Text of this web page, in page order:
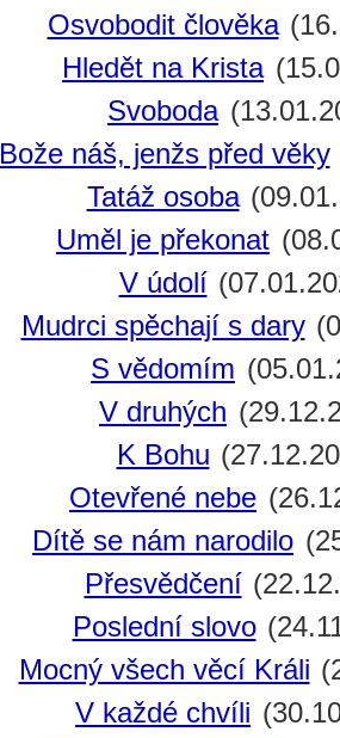
Osvobodit člověka
Hledět na Krista
Svoboda
Bože náš, jenžs před věky
Tatáž osoba
Uměl je překonat
V údolí
Mudrci spěchají s dary
S vědomím
V druhých
K Bohu
Otevřené nebe
Dítě se nám narodilo
Přesvědčení
Poslední slovo
Mocný všech věcí Králi
V každé chvíli